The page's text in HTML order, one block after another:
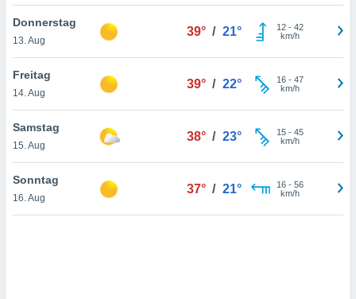
der
weiterhin
Donnerstag
13. Aug
39° / 21° 12- 42
km/h
Freitag
14. Aug
39° / 22° 16- 47
km/h
Samstag
15. Aug
38° / 23° 15- 45
km/h
Sonntag
16. Aug
37° / 21° 16- 56
km/h